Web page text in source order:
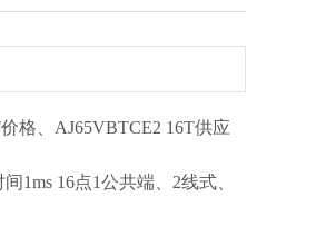
格、AJ65VBTCE2 16T供应
1ms 16点1公共端、2线式、